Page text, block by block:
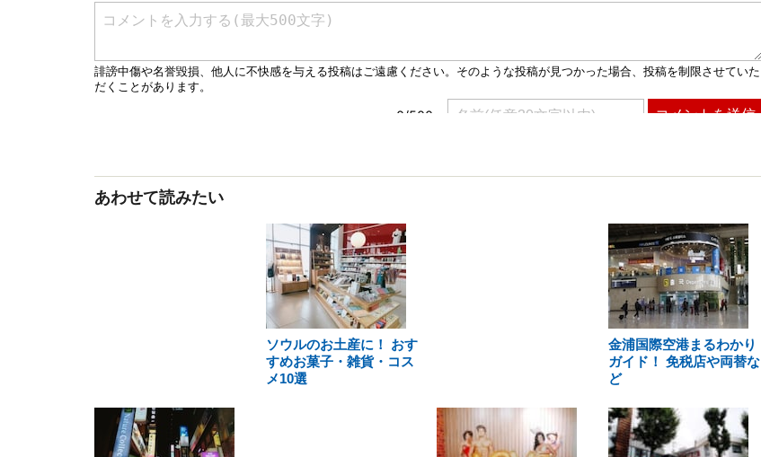
あわせて読みたい
ソウルのお土産に！ おす
すめお菓子・雑貨・コス
メ10選
金浦国際空港まるわかり
ガイド！ 免税店や両替な
ど